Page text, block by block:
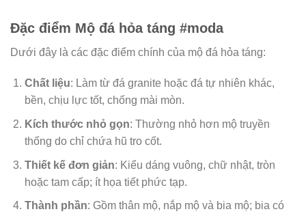
Đặc điểm Mộ đá hỏa táng #moda
Dưới đây là các đặc điểm chính của mộ đá hỏa táng:
Chất liệu: Làm từ đá granite hoặc đá tự nhiên khác,
bền, chịu lực tốt, chống mài mòn.
Kích thước nhỏ gọn: Thường nhỏ hơn mộ truyền
thống do chỉ chứa hũ tro cốt.
Thiết kế đơn giản: Kiểu dáng vuông, chữ nhật, tròn
hoặc tam cấp; ít họa tiết phức tạp.
Thành phần: Gồm thân mộ, nắp mộ và bia mộ; bia có